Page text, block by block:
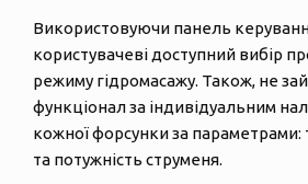
Використовуючи панель
користувачеві доступний вибір
режиму гідромасажу. Також, не
функціонал за індивідуальним
кожної форсунки за
та потужність струменя.